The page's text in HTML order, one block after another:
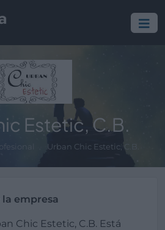
Estetic, C.B.
Urban Chic Estetic, C.B.
empresa
Chic Estetic, C.B. Está